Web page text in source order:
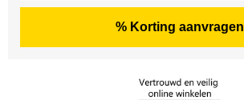
% Korting aanvragen